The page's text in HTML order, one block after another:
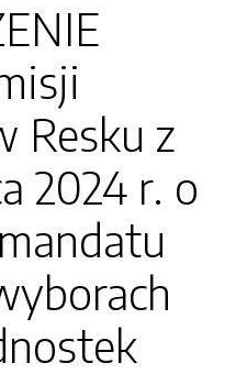
Resku z
2024 r. o